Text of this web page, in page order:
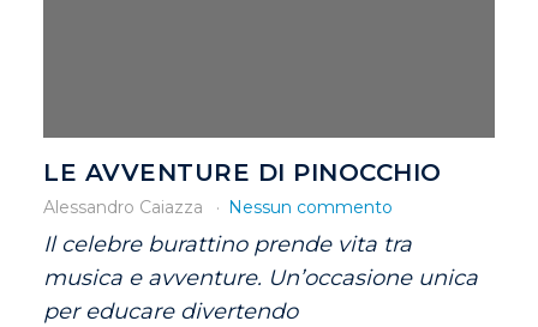
LE AVVENTURE DI PINOCCHIO
Alessandro Caiazza Nessun commento
Il celebre burattino prende vita tra
musica e avventure. Un’occasione unica
per educare divertendo